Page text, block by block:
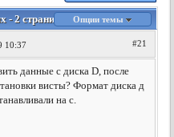
2 страница Опции темы
10:37 #21
данные с диска D, после
висты? Формат диска д
на с.